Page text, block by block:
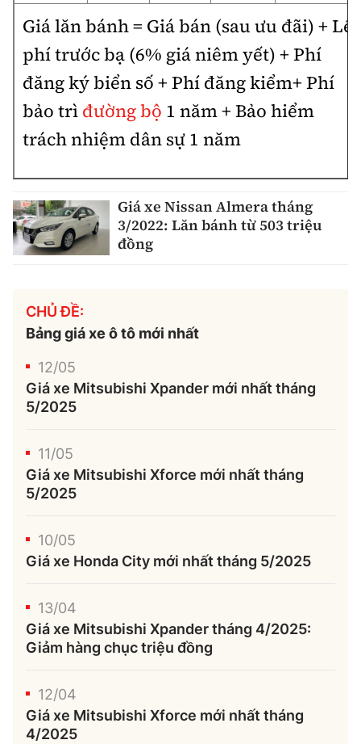
Giá lăn bánh = Giá bán (sau ưu đãi) + Lệ
phí trước bạ (6% giá niêm yết) + Phí
đăng ký biển số + Phí đăng kiểm+ Phí
bảo trì đường bộ 1 năm + Bảo hiểm
trách nhiệm dân sự 1 năm
Giá xe Nissan Almera tháng
3/2022: Lăn bánh từ 503 triệu
đồng
CHỦ ĐỀ:
Bảng giá xe ô tô mới nhất
12/05
Giá xe Mitsubishi Xpander mới nhất tháng
5/2025
11/05
Giá xe Mitsubishi Xforce mới nhất tháng
5/2025
10/05
Giá xe Honda City mới nhất tháng 5/2025
13/04
Giá xe Mitsubishi Xpander tháng 4/2025:
Giảm hàng chục triệu đồng
12/04
Giá xe Mitsubishi Xforce mới nhất tháng
4/2025